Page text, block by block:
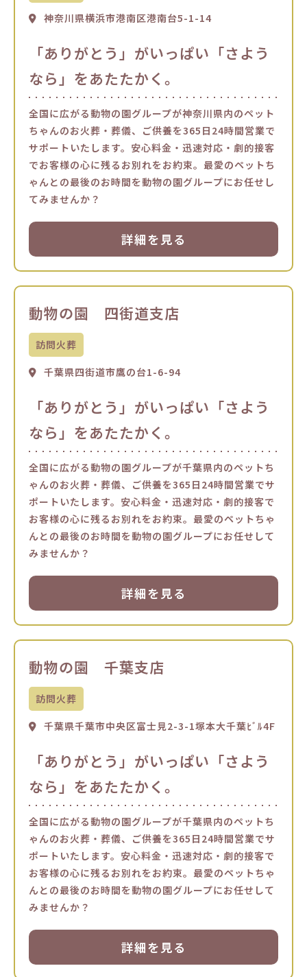
神奈川県横浜市港南区港南台5-1-14
「ありがとう」がいっぱい「さよう
なら」をあたたかく。
全国に広がる動物の園グループが神奈川県内のペット
ちゃんのお火葬・葬儀、ご供養を365日24時間営業で
サポートいたします。安心料金・迅速対応・劇的接客
でお客様の心に残るお別れをお約束。最愛のペットち
ゃんとの最後のお時間を動物の園グループにお任せし
てみませんか？
詳細を見る
動物の園 四街道支店
訪問火葬
千葉県四街道市鷹の台1-6-94
「ありがとう」がいっぱい「さよう
なら」をあたたかく。
全国に広がる動物の園グループが千葉県内のペットち
ゃんのお火葬・葬儀、ご供養を365日24時間営業でサ
ポートいたします。安心料金・迅速対応・劇的接客で
お客様の心に残るお別れをお約束。最愛のペットちゃ
んとの最後のお時間を動物の園グループにお任せして
みませんか？
詳細を見る
動物の園 千葉支店
訪問火葬
千葉県千葉市中央区富士見2-3-1塚本大千葉ﾋﾞﾙ4F
「ありがとう」がいっぱい「さよう
なら」をあたたかく。
全国に広がる動物の園グループが千葉県内のペットち
ゃんのお火葬・葬儀、ご供養を365日24時間営業でサ
ポートいたします。安心料金・迅速対応・劇的接客で
お客様の心に残るお別れをお約束。最愛のペットちゃ
んとの最後のお時間を動物の園グループにお任せして
みませんか？
詳細を見る